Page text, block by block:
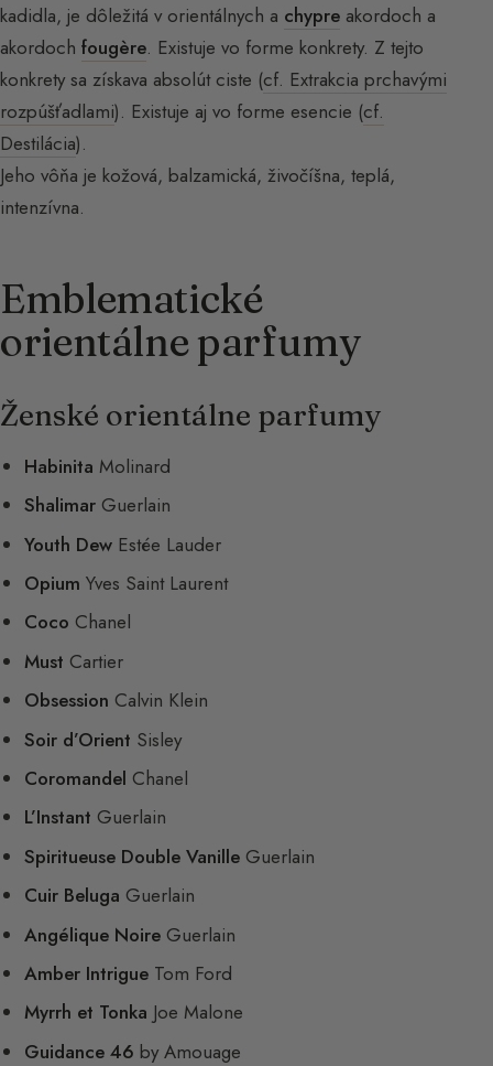
kadidla, je dôležitá v orientálnych a chypre akordoch a
akordoch fougère. Existuje vo forme konkrety. Z tejto
konkrety sa získava absolút ciste (cf. Extrakcia prchavými
rozpúšťadlami). Existuje aj vo forme esencie (cf.
Destilácia).
Jeho vôňa je kožová, balzamická, živočíšna, teplá,
intenzívna.
Emblematické
orientálne parfumy
Ženské orientálne parfumy
Habinita Molinard
Shalimar Guerlain
Youth Dew Estée Lauder
Opium Yves Saint Laurent
Coco Chanel
Must Cartier
Obsession Calvin Klein
Soir d’Orient Sisley
Coromandel Chanel
L’Instant Guerlain
Spiritueuse Double Vanille Guerlain
Cuir Beluga Guerlain
Angélique Noire Guerlain
Amber Intrigue Tom Ford
Myrrh et Tonka Joe Malone
Guidance 46 by Amouage